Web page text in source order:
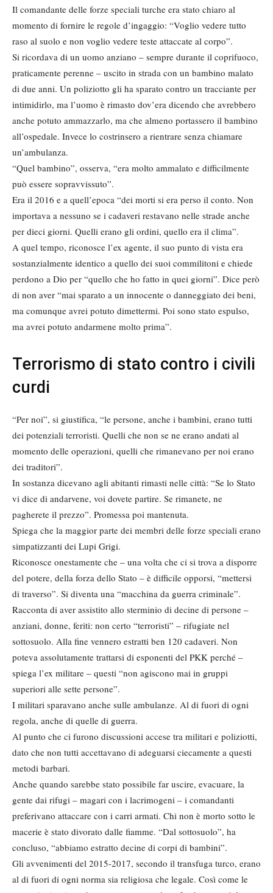
Il comandante delle forze speciali turche era stato chiaro al
momento di fornire le regole d’ingaggio: “Voglio vedere tutto
raso al suolo e non voglio vedere teste attaccate al corpo”.
Si ricordava di un uomo anziano – sempre durante il coprifuoco,
praticamente perenne – uscito in strada con un bambino malato
di due anni. Un poliziotto gli ha sparato contro un tracciante per
intimidirlo, ma l’uomo è rimasto dov’era dicendo che avrebbero
anche potuto ammazzarlo, ma che almeno portassero il bambino
all’ospedale. Invece lo costrinsero a rientrare senza chiamare
un’ambulanza.
“Quel bambino”, osserva, “era molto ammalato e difficilmente
può essere sopravvissuto”.
Era il 2016 e a quell’epoca “dei morti si era perso il conto. Non
importava a nessuno se i cadaveri restavano nelle strade anche
per dieci giorni. Quelli erano gli ordini, quello era il clima”.
A quel tempo, riconosce l’ex agente, il suo punto di vista era
sostanzialmente identico a quello dei suoi commilitoni e chiede
perdono a Dio per “quello che ho fatto in quei giorni”. Dice però
di non aver “mai sparato a un innocente o danneggiato dei beni,
ma comunque avrei potuto dimettermi. Poi sono stato espulso,
ma avrei potuto andarmene molto prima”.
Terrorismo di stato contro i civili
curdi
“Per noi”, si giustifica, “le persone, anche i bambini, erano tutti
dei potenziali terroristi. Quelli che non se ne erano andati al
momento delle operazioni, quelli che rimanevano per noi erano
dei traditori”.
In sostanza dicevano agli abitanti rimasti nelle città: “Se lo Stato
vi dice di andarvene, voi dovete partire. Se rimanete, ne
pagherete il prezzo”. Promessa poi mantenuta.
Spiega che la maggior parte dei membri delle forze speciali erano
simpatizzanti dei Lupi Grigi.
Riconosce onestamente che – una volta che ci si trova a disporre
del potere, della forza dello Stato – è difficile opporsi, “mettersi
di traverso”. Si diventa una “macchina da guerra criminale”.
Racconta di aver assistito allo sterminio di decine di persone –
anziani, donne, feriti: non certo “terroristi” – rifugiate nel
sottosuolo. Alla fine vennero estratti ben 120 cadaveri. Non
poteva assolutamente trattarsi di esponenti del PKK perché –
spiega l’ex militare – questi “non agiscono mai in gruppi
superiori alle sette persone”.
I militari sparavano anche sulle ambulanze. Al di fuori di ogni
regola, anche di quelle di guerra.
Al punto che ci furono discussioni accese tra militari e poliziotti,
dato che non tutti accettavano di adeguarsi ciecamente a questi
metodi barbari.
Anche quando sarebbe stato possibile far uscire, evacuare, la
gente dai rifugi – magari con i lacrimogeni – i comandanti
preferivano attaccare con i carri armati. Chi non è morto sotto le
macerie è stato divorato dalle fiamme. “Dal sottosuolo”, ha
concluso, “abbiamo estratto decine di corpi di bambini”.
Gli avvenimenti del 2015-2017, secondo il transfuga turco, erano
al di fuori di ogni norma sia religiosa che legale. Così come le